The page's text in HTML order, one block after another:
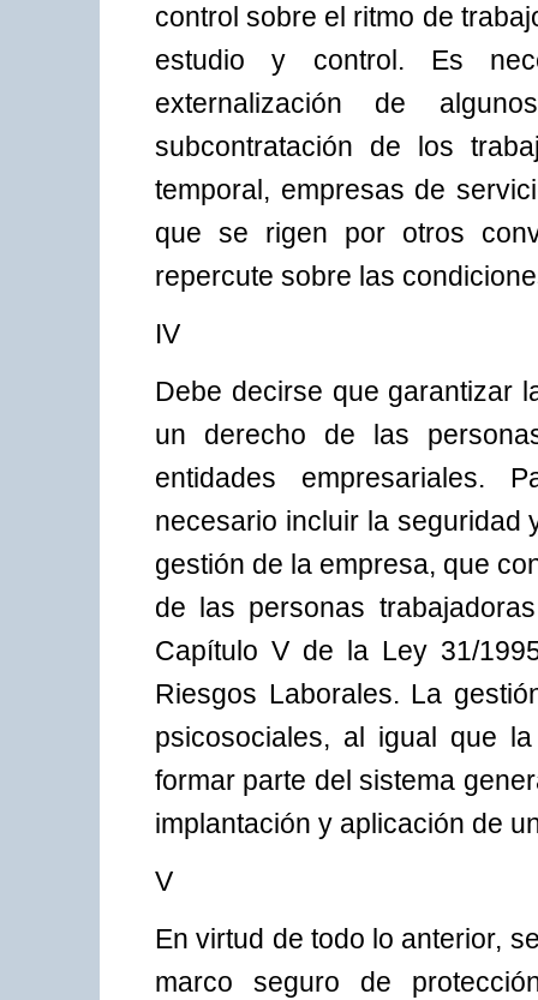
control sobre el ritmo de
estudio y control. Es
externalización de
subcontratación de los
temporal, empresas de
que se rigen por otros
repercute sobre las
IV
Debe decirse que garantizar
un derecho de las
entidades empresariales.
necesario incluir la seguridad
gestión de la empresa, que
de las personas
Capítulo V de la Ley 31/
Riesgos Laborales. La
psicosociales, al igual que
formar parte del sistema
implantación y aplicación de
V
En virtud de todo lo anterior,
marco seguro de